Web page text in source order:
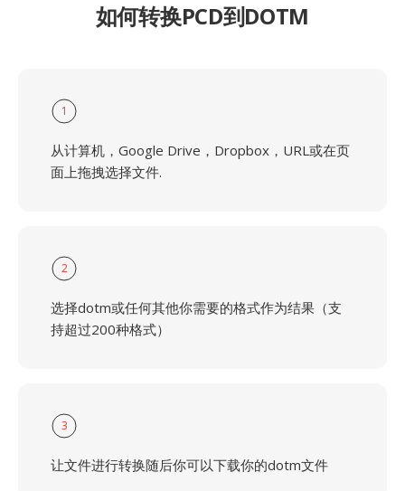
如何转换PCD到DOTM
1
从计算机，Google Drive，Dropbox，URL或在页
面上拖拽选择文件.
2
选择dotm或任何其他你需要的格式作为结果（支
持超过200种格式）
3
让文件进行转换随后你可以下载你的dotm文件